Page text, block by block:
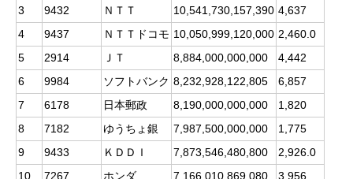
3
9432 ＮＴＴ 10,541,730,157,390 4,637
4
9437 ＮＴＴドコモ 10,050,999,120,000 2,460.0
5
2914 ＪＴ 8,884,000,000,000
4,442
6
9984 ソフトバンク 8,232,928,122,805
6,857
7
6178 日本郵政 8,190,000,000,000
1,820
8
7182 ゆうちょ銀 7,987,500,000,000
1,775
9
9433 ＫＤＤＩ 7,873,546,480,800
2,926.0
10
7267 ホンダ 7,166,010,869,080
3,956